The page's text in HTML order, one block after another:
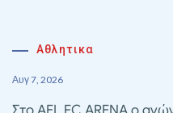
Αθλητικα
Αυγ 7, 2026